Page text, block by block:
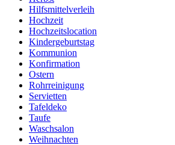
Hilfsmittelverleih
Hochzeit
Hochzeitslocation
Kindergeburtstag
Kommunion
Konfirmation
Ostern
Rohrreinigung
Servietten
Tafeldeko
Taufe
Waschsalon
Weihnachten